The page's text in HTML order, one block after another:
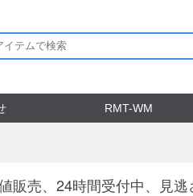
RMT-WM
販売、24時間受付中、見